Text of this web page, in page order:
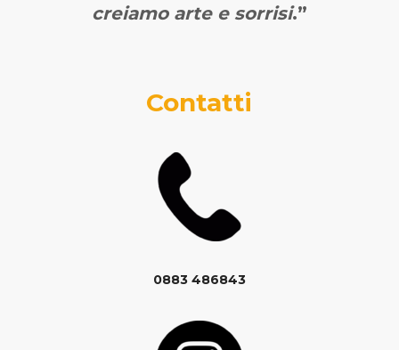
creiamo arte e sorrisi.”
Contatti
0883 486843